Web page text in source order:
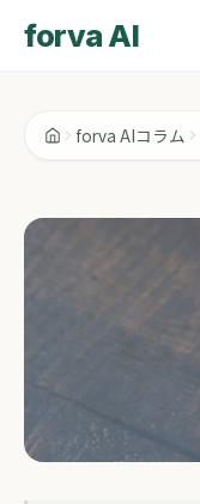
forva AI
forva AIコラム